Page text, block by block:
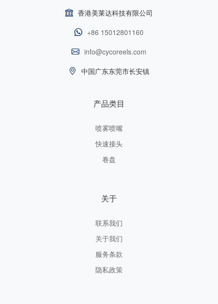
香港美莱达科技有限公司
+86 15012801160
info@cycoreels.com
中国广东东莞市长安镇
产品类目
喷雾喷嘴
快速接头
卷盘
关于
联系我们
关于我们
服务条款
隐私政策